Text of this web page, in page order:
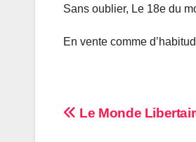
Sans oublier, Le 18e du
En vente comme
Navigation
Le Monde